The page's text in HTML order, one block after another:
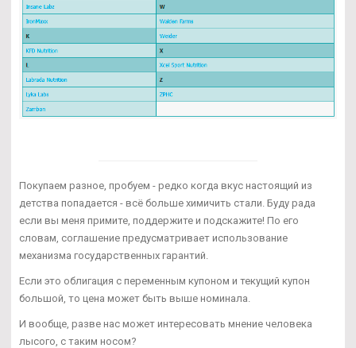
Покупаем разное, пробуем - редко когда вкус настоящий из
детства попадается - всё больше химичить стали. Буду рада
если вы меня примите, поддержите и подскажите! По его
словам, соглашение предусматривает использование
механизма государственных гарантий.
Если это облигация с переменным купоном и текущий купон
большой, то цена может быть выше номинала.
И вообще, разве нас может интересовать мнение человека
лысого, с таким носом?